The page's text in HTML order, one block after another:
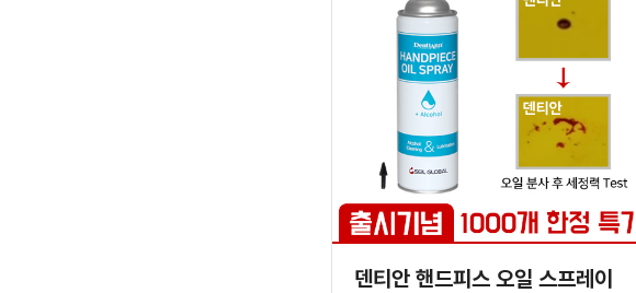
덴티안 핸드피스 오일 스프레이